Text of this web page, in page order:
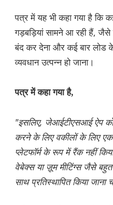
पत्र में यह भी कहा गया है कि
गड़बड़ियां सामने आ रही हैं, जैसे
बंद कर देना और कई बार लोड
व्यवधान उत्पन्न हो जाना।
पत्र में कहा गया है,
"इसलिए, जेआईटीएसआई ऐप को
करने के लिए वकीलों के लिए
प्लेटफॉर्म के रूप में रैंक नहीं
वेबेक्स या ज़ूम मीटिंग्स जैसे
साथ प्रतिस्थापित किया जाना